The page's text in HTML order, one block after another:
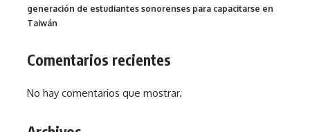
generación de estudiantes sonorenses para capacitarse en
Taiwán
Comentarios recientes
No hay comentarios que mostrar.